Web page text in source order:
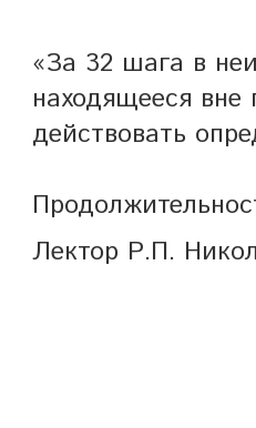
«За 32 шага в
находящееся
действовать
Лектор Р.П.